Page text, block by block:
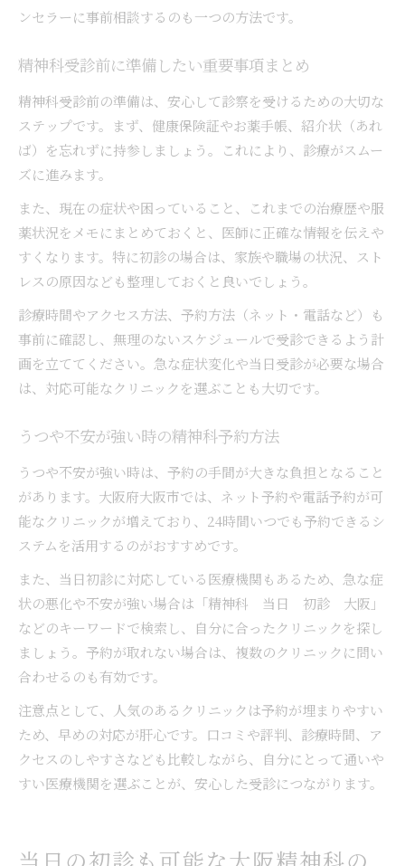
ンセラーに事前相談するのも一つの方法です。
精神科受診前に準備したい重要事項まとめ
精神科受診前の準備は、安心して診察を受けるための大切な
ステップです。まず、健康保険証やお薬手帳、紹介状（あれ
ば）を忘れずに持参しましょう。これにより、診療がスムー
ズに進みます。
また、現在の症状や困っていること、これまでの治療歴や服
薬状況をメモにまとめておくと、医師に正確な情報を伝えや
すくなります。特に初診の場合は、家族や職場の状況、スト
レスの原因なども整理しておくと良いでしょう。
診療時間やアクセス方法、予約方法（ネット・電話など）も
事前に確認し、無理のないスケジュールで受診できるよう計
画を立ててください。急な症状変化や当日受診が必要な場合
は、対応可能なクリニックを選ぶことも大切です。
うつや不安が強い時の精神科予約方法
うつや不安が強い時は、予約の手間が大きな負担となること
があります。大阪府大阪市では、ネット予約や電話予約が可
能なクリニックが増えており、24時間いつでも予約できるシ
ステムを活用するのがおすすめです。
また、当日初診に対応している医療機関もあるため、急な症
状の悪化や不安が強い場合は「精神科 当日 初診 大阪」
などのキーワードで検索し、自分に合ったクリニックを探し
ましょう。予約が取れない場合は、複数のクリニックに問い
合わせるのも有効です。
注意点として、人気のあるクリニックは予約が埋まりやすい
ため、早めの対応が肝心です。口コミや評判、診療時間、ア
クセスのしやすさなども比較しながら、自分にとって通いや
すい医療機関を選ぶことが、安心した受診につながります。